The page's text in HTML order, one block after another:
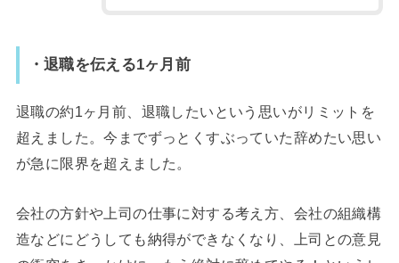
・退職を伝える1ヶ月前
退職の約1ヶ月前、退職したいという思いがリミットを
超えました。今までずっとくすぶっていた辞めたい思い
が急に限界を超えました。
会社の方針や上司の仕事に対する考え方、会社の組織構
造などにどうしても納得ができなくなり、上司との意見